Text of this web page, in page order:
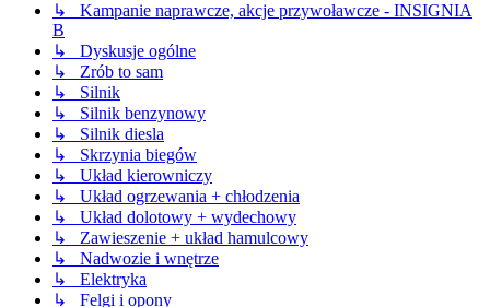
↳ Kampanie naprawcze, akcje przywoławcze - INSIGNIA
B
↳ Dyskusje ogólne
↳ Zrób to sam
↳ Silnik
↳ Silnik benzynowy
↳ Silnik diesla
↳ Skrzynia biegów
↳ Układ kierowniczy
↳ Układ ogrzewania + chłodzenia
↳ Układ dolotowy + wydechowy
↳ Zawieszenie + układ hamulcowy
↳ Nadwozie i wnętrze
↳ Elektryka
↳ Felgi i opony